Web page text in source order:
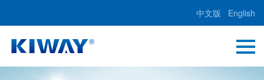
中文版 English